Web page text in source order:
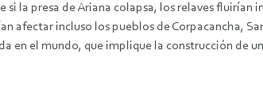
la presa de Ariana colapsa, los relaves
afectar incluso los pueblos de Corpacancha,
el mundo, que implique la construcción de